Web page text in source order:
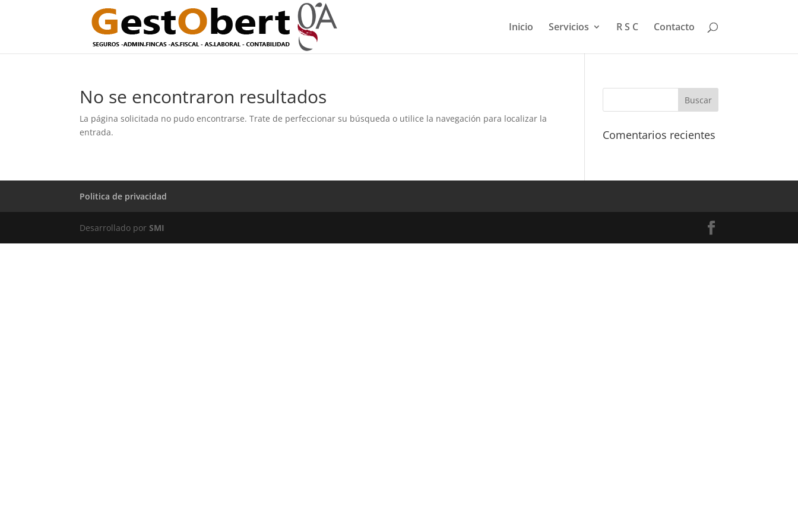
Inicio Servicios R S C Contacto
No se encontraron resultados
La página solicitada no pudo encontrarse. Trate de perfeccionar su búsqueda o utilice la navegación para localizar la
entrada.
Comentarios recientes
Politica de privacidad
Desarrollado porSMI